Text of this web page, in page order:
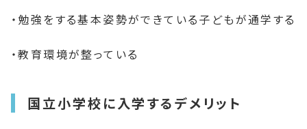
・勉強をする基本姿勢ができている子どもが通学する
・教育環境が整っている
国立小学校に入学するデメリット